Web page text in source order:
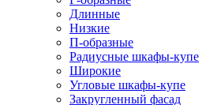
Длинные
Низкие
П-образные
Радиусные шкафы-купе
Широкие
Угловые шкафы-купе
Закругленный фасад